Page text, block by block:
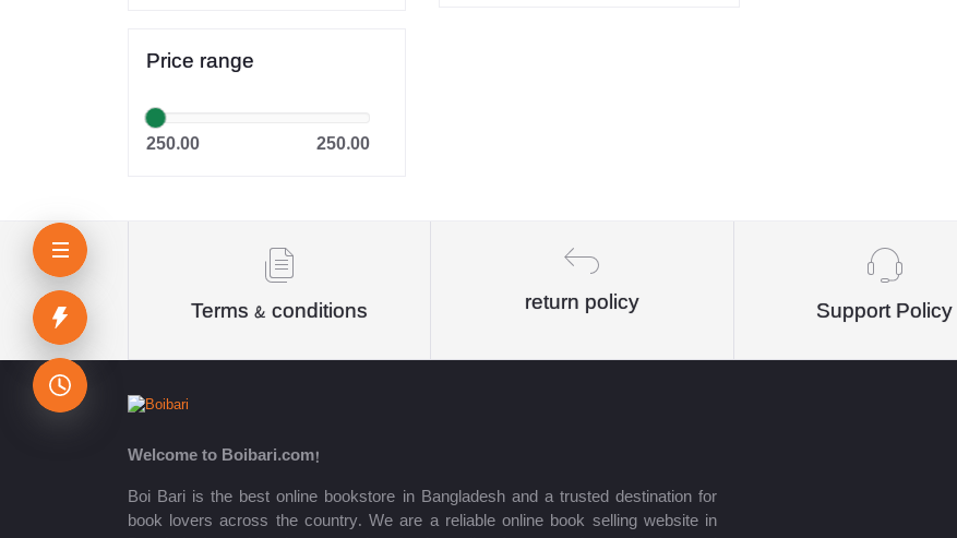
Dr. Khandaker Abdullah
Jahangir
কিউএনএ পাবলিকেশন্স লেখক পরিষদ
অর্কিড সম্পাদনা পর্ষদ (সম্পাদক)
পাঞ্জেরী সম্পাদনা পর্ষদ
মফিজুল ইসলাম মিলন
Price range
250.00 250.00
Terms & conditions return policy Support Policy
Welcome to Boibari.com!
Boi Bari is the best online bookstore in Bangladesh and a trusted destination for
book lovers across the country. We are a reliable online book selling website in